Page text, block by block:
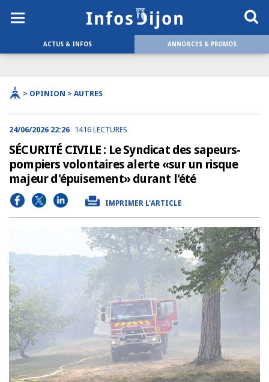
ACTUS & INFOS ANNONCES & PROMOS
> OPINION > AUTRES
24/06/2026 22:26 1416 LECTURES
SÉCURITÉ CIVILE : Le Syndicat des sapeurs-
pompiers volontaires alerte «sur un risque
majeur d'épuisement» durant l'été
IMPRIMER L'ARTICLE